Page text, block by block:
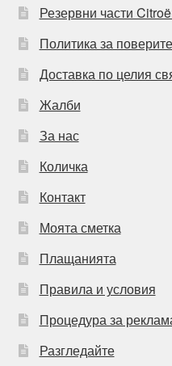
Резервни части
Политика за
Доставка по целия
Жалби
За нас
Количка
Контакт
Моята сметка
Плащанията
Правила и условия
Процедура за
Разгледайте